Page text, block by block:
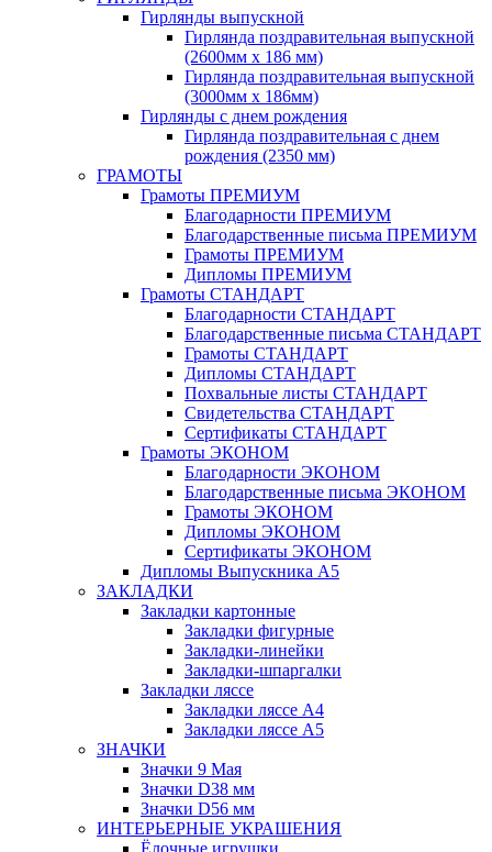
Гирлянды выпускной
Гирлянда поздравительная выпускной
(2600мм х 186 мм)
Гирлянда поздравительная выпускной
(3000мм х 186мм)
Гирлянды с днем рождения
Гирлянда поздравительная с днем
рождения (2350 мм)
ГРАМОТЫ
Грамоты ПРЕМИУМ
Благодарности ПРЕМИУМ
Благодарственные письма ПРЕМИУМ
Грамоты ПРЕМИУМ
Дипломы ПРЕМИУМ
Грамоты СТАНДАРТ
Благодарности СТАНДАРТ
Благодарственные письма СТАНДАРТ
Грамоты СТАНДАРТ
Дипломы СТАНДАРТ
Похвальные листы СТАНДАРТ
Свидетельства СТАНДАРТ
Сертификаты СТАНДАРТ
Грамоты ЭКОНОМ
Благодарности ЭКОНОМ
Благодарственные письма ЭКОНОМ
Грамоты ЭКОНОМ
Дипломы ЭКОНОМ
Сертификаты ЭКОНОМ
Дипломы Выпускника А5
ЗАКЛАДКИ
Закладки картонные
Закладки фигурные
Закладки-линейки
Закладки-шпаргалки
Закладки ляссе
Закладки ляссе А4
Закладки ляссе А5
ЗНАЧКИ
Значки 9 Мая
Значки D38 мм
Значки D56 мм
ИНТЕРЬЕРНЫЕ УКРАШЕНИЯ
Ёлочные игрушки